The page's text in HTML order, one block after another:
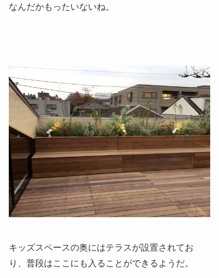
なんだかもったいないね。
キッズスペースの奥にはテラスが設置されてお
り、普段はここにも入ることができるようだ。